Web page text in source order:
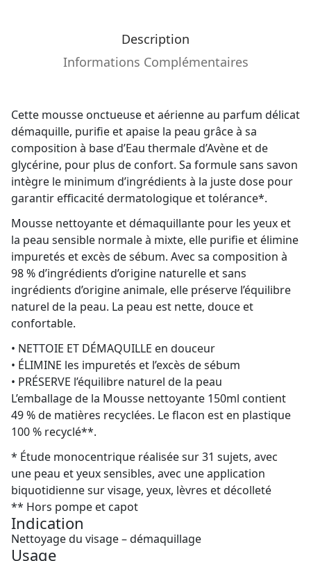
Description
Informations Complémentaires
Cette mousse onctueuse et aérienne au parfum délicat
démaquille, purifie et apaise la peau grâce à sa
composition à base d’Eau thermale d’Avène et de
glycérine, pour plus de confort. Sa formule sans savon
intègre le minimum d’ingrédients à la juste dose pour
garantir efficacité dermatologique et tolérance*.
Mousse nettoyante et démaquillante pour les yeux et
la peau sensible normale à mixte, elle purifie et élimine
impuretés et excès de sébum. Avec sa composition à
98 % d’ingrédients d’origine naturelle et sans
ingrédients d’origine animale, elle préserve l’équilibre
naturel de la peau. La peau est nette, douce et
confortable.
• NETTOIE ET DÉMAQUILLE en douceur
• ÉLIMINE les impuretés et l’excès de sébum
• PRÉSERVE l’équilibre naturel de la peau
L’emballage de la Mousse nettoyante 150ml contient
49 % de matières recyclées. Le flacon est en plastique
100 % recyclé**.
* Étude monocentrique réalisée sur 31 sujets, avec
une peau et yeux sensibles, avec une application
biquotidienne sur visage, yeux, lèvres et décolleté
** Hors pompe et capot
Indication
Nettoyage du visage – démaquillage
Usage